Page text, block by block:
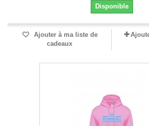
Disponible
Ajouter à ma liste de
cadeaux